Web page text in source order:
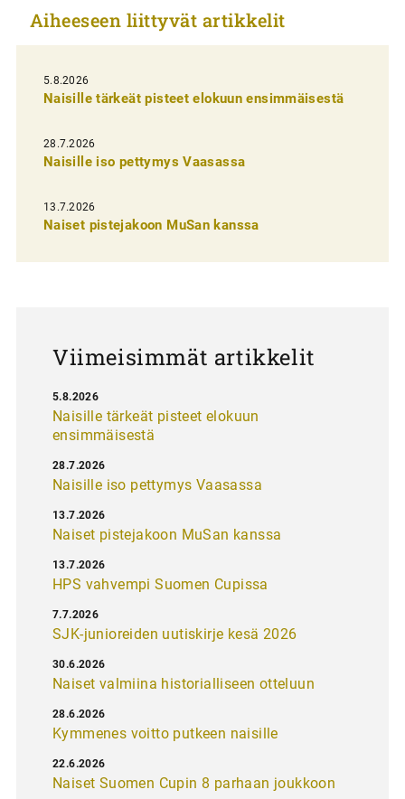
e
i
e
n
s
e
l
Aiheeseen liittyvät artikkelit
5.8.2026
Naisille tärkeät pisteet elokuun ensimmäisestä
28.7.2026
Naisille iso pettymys Vaasassa
13.7.2026
Naiset pistejakoon MuSan kanssa
Viimeisimmät artikkelit
Naisille tärkeät pisteet elokuun
ensimmäisestä
5.8.2026
Naisille iso pettymys Vaasassa
28.7.2026
Naiset pistejakoon MuSan kanssa
13.7.2026
HPS vahvempi Suomen Cupissa
13.7.2026
SJK-junioreiden uutiskirje kesä 2026
7.7.2026
Naiset valmiina historialliseen otteluun
30.6.2026
Kymmenes voitto putkeen naisille
28.6.2026
Naiset Suomen Cupin 8 parhaan joukkoon
22.6.2026